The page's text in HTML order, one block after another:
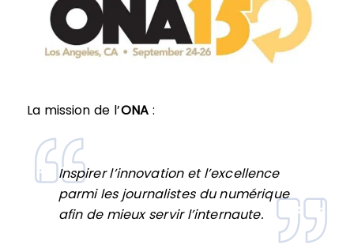
La mission de l’ONA:
Inspirer l’innovation et l’excellence
parmi les journalistes du numérique
afin de mieux servir l’internaute.